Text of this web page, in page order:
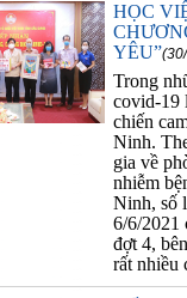
HỌC
YÊU”
Trong
covid-19
chiến
Ninh.
gia về
nhiễm
Ninh, số
6/6/2021
đợt 4,
rất nhiều